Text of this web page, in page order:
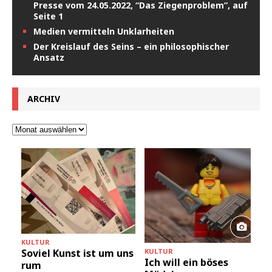
Presse vom 24.05.2022, “Das Ziegenproblem”, auf
Seite 1
Medien vermitteln Unklarheiten
Der Kreislauf des Seins – ein philosophischer
Ansatz
ARCHIV
KULTUR
Soviel Kunst ist um uns
rum
KULTUR
Ich will ein böses